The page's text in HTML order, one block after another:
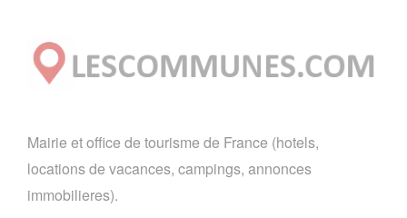
Mairie et office de tourisme de France (hotels,
locations de vacances, campings, annonces
immobilieres).